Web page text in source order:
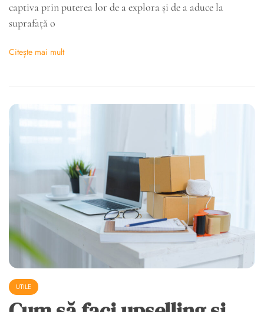
captiva prin puterea lor de a explora și de a aduce la
suprafață o
Citește mai mult
UTILE